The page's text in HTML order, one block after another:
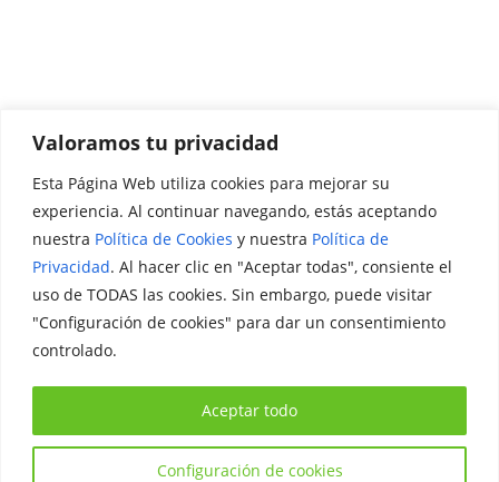
Valoramos tu privacidad
Esta Página Web utiliza cookies para mejorar su
experiencia. Al continuar navegando, estás aceptando
nuestra Política de Cookies y nuestra Política de
Privacidad. Al hacer clic en "Aceptar todas", consiente el
uso de TODAS las cookies. Sin embargo, puede visitar
"Configuración de cookies" para dar un consentimiento
controlado.
Configuración de cookies
Aceptar todo
Promociónate
Legal
Aviso Legal
Política de Privacidad
Política de Cookies